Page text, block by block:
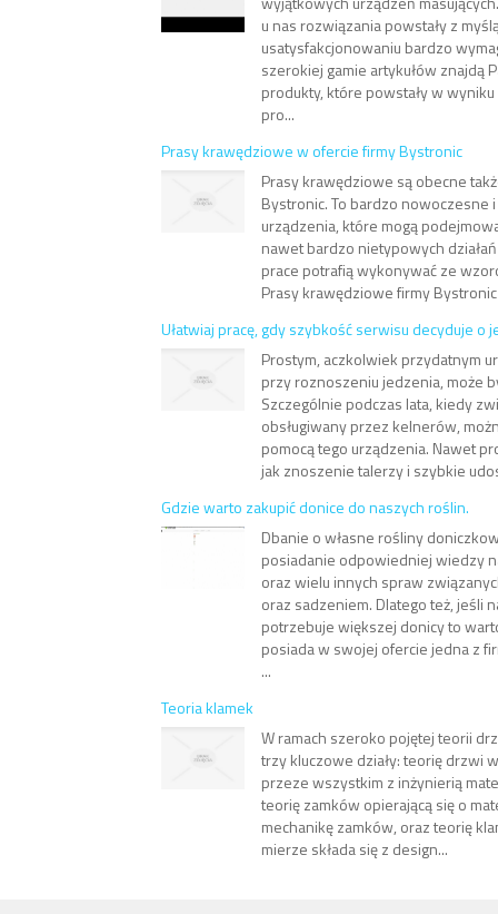
u nas rozwiązania powstały z
usatysfakcjonowaniu bardzo
szerokiej gamie artykułów znajdą
produkty, które powstały w
pro...
Prasy krawędziowe w ofercie firmy Bystronic
Prasy krawędziowe są obecne
Bystronic. To bardzo nowoczesne
urządzenia, które mogą
nawet bardzo nietypowych
prace potrafią wykonywać ze
Prasy krawędziowe firmy
Ułatwiaj pracę, gdy szybkość serwisu decyduje o
Prostym, aczkolwiek przydatnym
przy roznoszeniu jedzenia, może
Szczególnie podczas lata, kiedy
obsługiwany przez kelnerów,
pomocą tego urządzenia. Nawet
jak znoszenie talerzy i szybkie
Gdzie warto zakupić donice do naszych roślin.
Dbanie o własne rośliny
posiadanie odpowiedniej wiedzy
oraz wielu innych spraw
oraz sadzeniem. Dlatego też, jeśli
potrzebuje większej donicy to
posiada w swojej ofercie jedna z
...
Teoria klamek
W ramach szeroko pojętej teorii
trzy kluczowe działy: teorię drzwi
przeze wszystkim z inżynierią
teorię zamków opierającą się o
mechanikę zamków, oraz teorię
mierze składa się z design...